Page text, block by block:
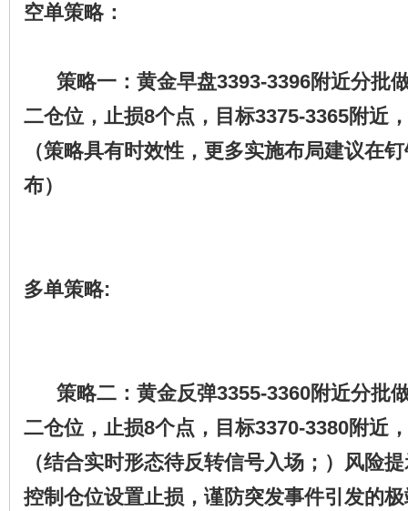
空单策略：
策略一：黄金早盘3393-3396附近分批
二仓位，止损8个点，目标3375-3365附近
（策略具有时效性，更多实施布局建议在
布）
多单策略:
策略二：黄金反弹3355-3360附近分批
二仓位，止损8个点，目标3370-3380附近
（结合实时形态待反转信号入场； ）风险
控制仓位设置止损，谨防突发事件引发的